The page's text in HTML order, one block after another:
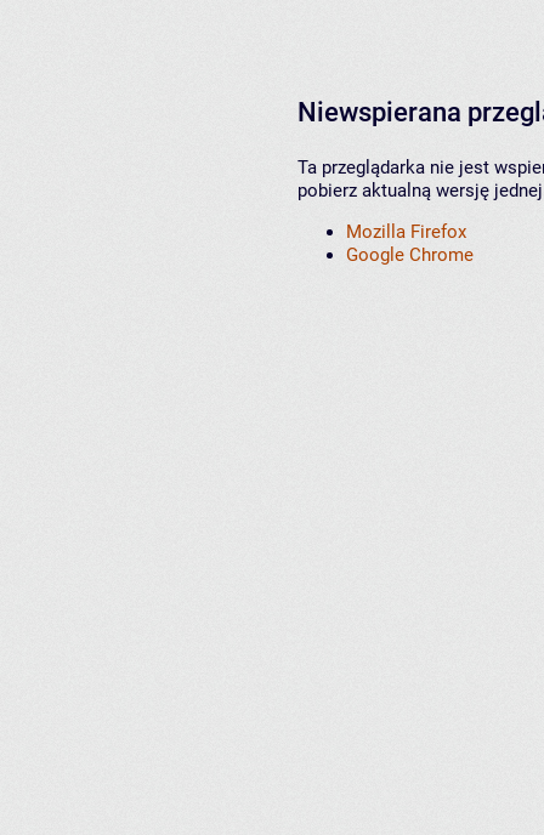
Niewspierana
Ta przeglądarka nie jest
pobierz aktualną wersję
Mozilla Firefox
Google Chrome